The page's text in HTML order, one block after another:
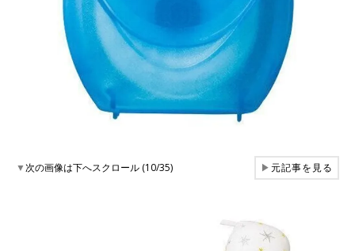
▼次の画像は下へスクロール (10/35) ▶元記事を見る